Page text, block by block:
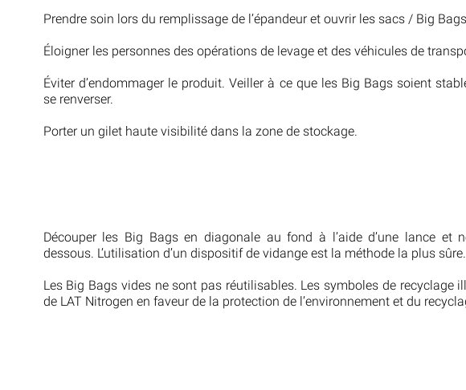
Prendre soin lors du remplissage de l’épandeur et ouvrir les sacs / Big
Éloigner les personnes des opérations de levage et des véhicules de
Éviter d’endommager le produit. Veiller à ce que les Big Bags soient
se renverser.
Porter un gilet haute visibilité dans la zone de stockage.
Découper les Big Bags en diagonale au fond à l’aide d’une lance et
dessous. L’utilisation d’un dispositif de vidange est la méthode la plus sûre.
Les Big Bags vides ne sont pas réutilisables. Les symboles de recyclage
de LAT Nitrogen en faveur de la protection de l’environnement et du